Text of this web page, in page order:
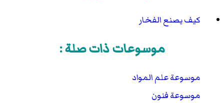
كيف يصنع الفخار
موسوعات ذات صلة :
موسوعة علم المواد
موسوعة فنون